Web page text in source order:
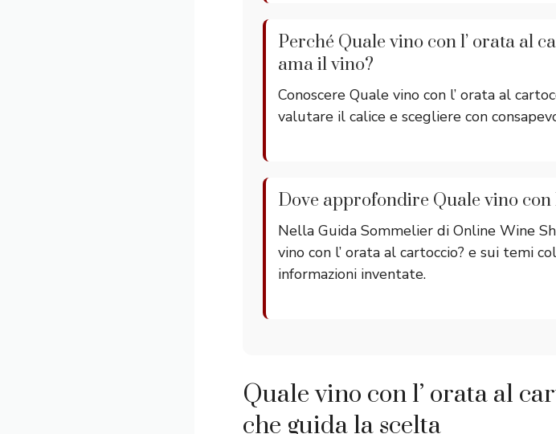
Perché Quale vino con l’ orata al
ama il vino?
Conoscere Quale vino con l’ orata al
valutare il calice e scegliere con
Dove approfondire Quale vino con
Nella Guida Sommelier di Online Wine
vino con l’ orata al cartoccio? e sui temi
informazioni inventate.
Quale vino con l’ orata al
che guida la scelta